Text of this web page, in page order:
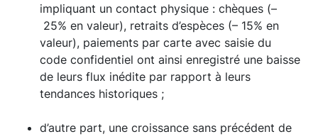
impliquant un contact physique : chèques (–
25% en valeur), retraits d’espèces (– 15% en
valeur), paiements par carte avec saisie du
code confidentiel ont ainsi enregistré une baisse
de leurs flux inédite par rapport à leurs
tendances historiques ;
d’autre part, une croissance sans précédent de